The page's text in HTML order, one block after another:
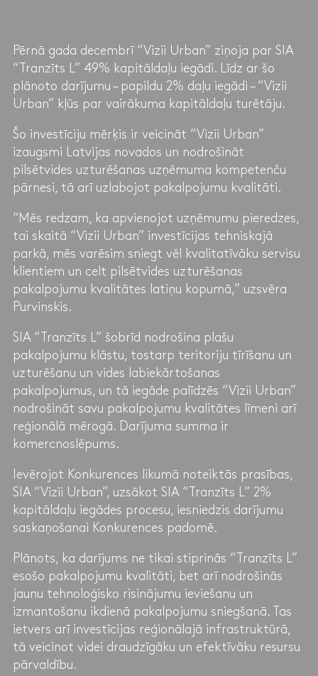
Pērnā gada decembrī “Vizii Urban” ziņoja par SIA
“Tranzīts L” 49% kapitāldaļu iegādi. Līdz ar šo
plānoto darījumu – papildu 2% daļu iegādi – “Vizii
Urban” kļūs par vairākuma kapitāldaļu turētāju.
Šo investīciju mērķis ir veicināt “Vizii Urban”
izaugsmi Latvijas novados un nodrošināt
pilsētvides uzturēšanas uzņēmuma kompetenču
pārnesi, tā arī uzlabojot pakalpojumu kvalitāti.
“Mēs redzam, ka apvienojot uzņēmumu pieredzes,
tai skaitā “Vizii Urban” investīcijas tehniskajā
parkā, mēs varēsim sniegt vēl kvalitatīvāku servisu
klientiem un celt pilsētvides uzturēšanas
pakalpojumu kvalitātes latiņu kopumā,” uzsvēra
Purvinskis.
SIA “Tranzīts L” šobrīd nodrošina plašu
pakalpojumu klāstu, tostarp teritoriju tīrīšanu un
uzturēšanu un vides labiekārtošanas
pakalpojumus, un tā iegāde palīdzēs “Vizii Urban”
nodrošināt savu pakalpojumu kvalitātes līmeni arī
reģionālā mērogā. Darījuma summa ir
komercnoslēpums.
Ievērojot Konkurences likumā noteiktās prasības,
SIA “Vizii Urban”, uzsākot SIA “Tranzīts L” 2%
kapitāldaļu iegādes procesu, iesniedzis darījumu
saskaņošanai Konkurences padomē.
Plānots, ka darījums ne tikai stiprinās “Tranzīts L”
esošo pakalpojumu kvalitāti, bet arī nodrošinās
jaunu tehnoloģisko risinājumu ieviešanu un
izmantošanu ikdienā pakalpojumu sniegšanā. Tas
ietvers arī investīcijas reģionālajā infrastruktūrā,
tā veicinot videi draudzīgāku un efektīvāku resursu
pārvaldību.